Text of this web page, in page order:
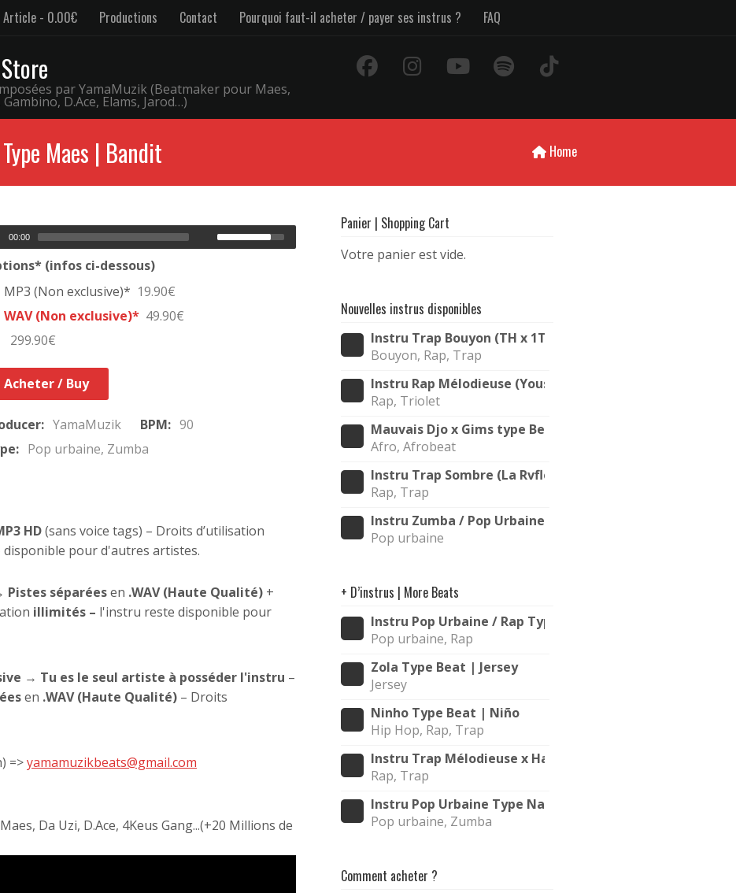
Article 0.00€ Productions Contact Pourquoi faut-il acheter / payer ses instrus ? FAQ
par YamaMuzik (Beatmaker pour Maes,
D.Ace, Elams, Jarod…)
Maes | Bandit Home
00:00
(infos ci-dessous)
MP3 (Non exclusive)* 19.90€
WAV (Non exclusive)* 49.90€
299.90€
Acheter / Buy
YamaMuzik BPM: 90
Pop urbaine, Zumba
HD(sans voice tags) – Droits d’utilisation
pour d'autres artistes.
Pistes séparéesen .WAV (Haute Qualité) +
illimités – l'instru reste disponible pour
→ Tu es le seul artiste à posséder l'instru –
en .WAV (Haute Qualité) – Droits
=>yamamuzikbeats@gmail.com
Da Uzi, D.Ace, 4Keus Gang...(+20 Millions de
Panier | Shopping Cart
Votre panier est vide.
Nouvelles instrus disponibles
Instru Trap Bouyon (TH x 1T1 Type beat) | Bouyav
Bouyon, Rap, Trap
Instru Rap Mélodieuse (Youssoupha Type Beat) |
Rap, Triolet
Mauvais Djo x Gims type Beat (Instru Afro) | Allumer
Afro, Afrobeat
Instru Trap Sombre (La Rvfleuze type beat) | Nuit
Rap, Trap
Instru Zumba / Pop Urbaine | Latina
Pop urbaine
+ D’instrus | More Beats
Instru Pop Urbaine / Rap Type Timal x Gazo | Chaleur
Pop urbaine, Rap
Zola Type Beat | Jersey
Jersey
Ninho Type Beat | Niño
Hip Hop, Rap, Trap
Instru Trap Mélodieuse x Hamza Type Beat | Calme
Rap, Trap
Instru Pop Urbaine Type Naza | Jolie
Pop urbaine, Zumba
Comment acheter ?